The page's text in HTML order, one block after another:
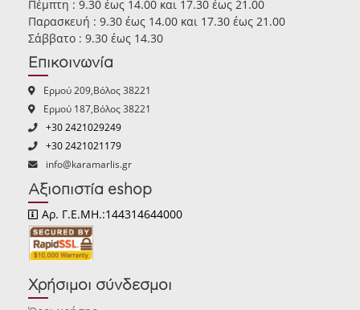
Πέμπτη : 9.30 έως 14.00 και 17.30 έως 21.00
Παρασκευή : 9.30 έως 14.00 και 17.30 έως 21.00
Σάββατο : 9.30 έως 14.30
Επικοινωνία
Ερμού 209,Βόλος 38221
Ερμού 187,Βόλος 38221
+30 2421029249
+30 2421021179
info@karamarlis.gr
Αξιοπιστία eshop
Αρ. Γ.Ε.ΜΗ.:144314644000
Χρήσιμοι σύνδεσμοι